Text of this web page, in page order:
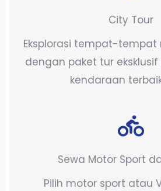
City Tour
Eksplorasi tempat-tempat
dengan paket tur
kendaraan
Sewa Motor Sport
Pilih motor sport atau